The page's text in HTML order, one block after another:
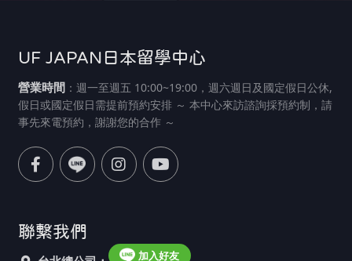
UF JAPAN日本留學中心
營業時間：週一至週五 10:00~19:00，週六週日及國定假日公休,
假日或國定假日需提前預約安排 ～ 本中心來訪諮詢採預約制，請
事先來電預約，謝謝您的合作 ～
聯繫我們
加入好友